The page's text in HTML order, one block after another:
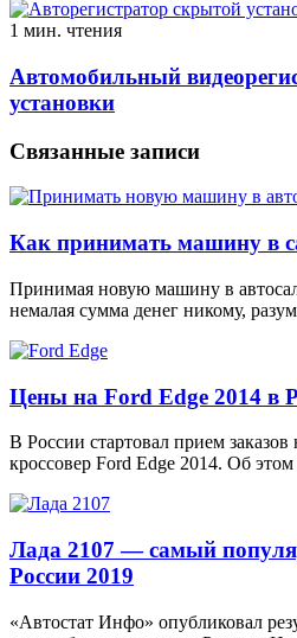
1 мин. чтения
Автомобильный
установки
Связанные записи
Как принимать машину в
Принимая новую машину в
немалая сумма денег никому,
Цены на Ford Edge 2014 в
В России стартовал прием
кроссовер Ford Edge 2014. Об
Лада 2107 — самый
России 2019
«Автостат Инфо» опубликовал